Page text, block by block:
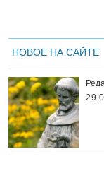
НОВОЕ НА САЙТЕ